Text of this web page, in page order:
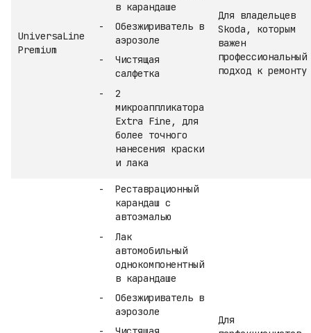
UniversaLine
Premium
в карандаше
Обезжириватель в
аэрозоле
Чистящая
салфетка
2
микроаппликатора
Extra Fine, для
более точного
нанесения краски
и лака
Для владельцев
Skoda, которым
важен
профессиональный
подход к ремонту
Реставрационный
карандаш с
автоэмалью
Лак
автомобильный
однокомпонентный
в карандаше
Обезжириватель в
аэрозоле
Для